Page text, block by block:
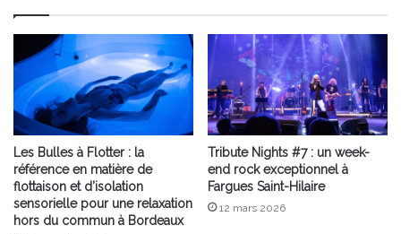
Les Bulles à Flotter : la
référence en matière de
flottaison et d’isolation
sensorielle pour une relaxation
hors du commun à Bordeaux
Tribute Nights #7 : un week-
end rock exceptionnel à
Fargues Saint-Hilaire
12 mars 2026